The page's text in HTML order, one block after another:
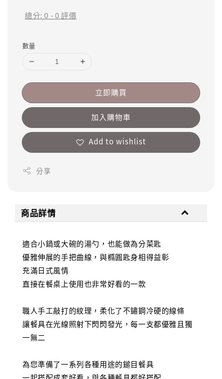
總分:0 -0評價
數量
立即購買
加入購物車
Add to wishlist
分享
商品詳情
適合小鍋或大碗的湯勺，也能做為分菜匙
優雅伸展的手把曲線，與橢圓匙身相得益彰
充滿日式風情
直接在餐桌上使用也非常好看的一款
職人手工敲打的紋理，柔化了不鏽鋼冷硬的線條
讓餐具在光線照射下閃閃發光，每一支都優雅且獨
一無二
為您準備了一系列各種用途的鎚目餐具